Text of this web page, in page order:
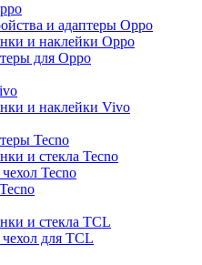
и адаптеры Oppo
и наклейки Oppo
для Oppo
и наклейки Vivo
Tecno
и стекла Tecno
Tecno
и стекла TCL
для TCL